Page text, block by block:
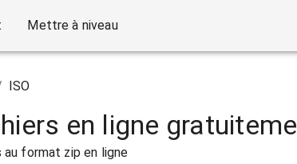
Mettre à niveau
ISO
en ligne
format zip en ligne